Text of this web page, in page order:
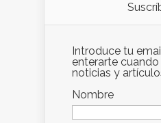
Introduce tu
enterarte
noticias y
Nombre